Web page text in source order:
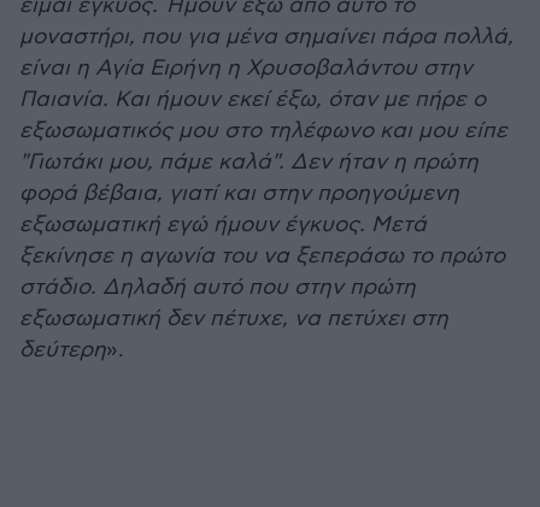
είμαι έγκυος. Ήμουν έξω από αυτό το
μοναστήρι, που για μένα σημαίνει πάρα πολλά,
είναι η Αγία Ειρήνη η Χρυσοβαλάντου στην
Παιανία. Και ήμουν εκεί έξω, όταν με πήρε ο
εξωσωματικός μου στο τηλέφωνο και μου είπε
"Γιωτάκι μου, πάμε καλά". Δεν ήταν η πρώτη
φορά βέβαια, γιατί και στην προηγούμενη
εξωσωματική εγώ ήμουν έγκυος. Μετά
ξεκίνησε η αγωνία του να ξεπεράσω το πρώτο
στάδιο. Δηλαδή αυτό που στην πρώτη
εξωσωματική δεν πέτυχε, να πετύχει στη
δεύτερη».